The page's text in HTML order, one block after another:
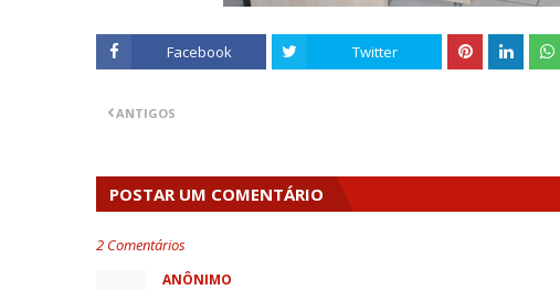
Facebook Twitter
ANTIGOS
POSTAR UM COMENTÁRIO
2 Comentários
ANÔNIMO